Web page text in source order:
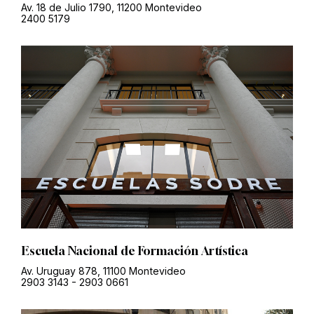
Av. 18 de Julio 1790, 11200 Montevideo
2400 5179
Escuela Nacional de Formación Artística
Av. Uruguay 878, 11100 Montevideo
2903 3143 - 2903 0661